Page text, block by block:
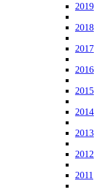
2019
2018
2017
2016
2015
2014
2013
2012
2011